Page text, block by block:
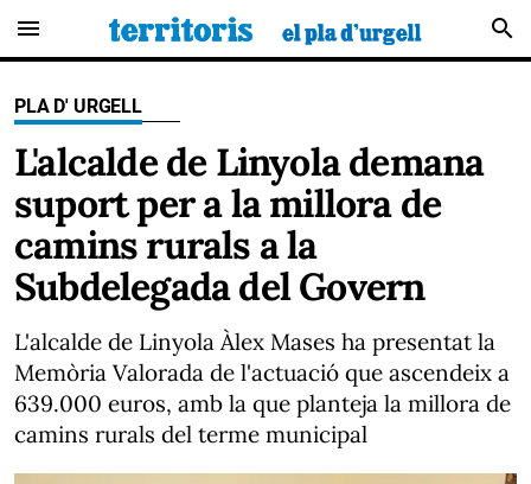
menu search
PLA D' URGELL
L'alcalde de Linyola demana
suport per a la millora de
camins rurals a la
Subdelegada del Govern
L'alcalde de Linyola Àlex Mases ha presentat la
Memòria Valorada de l'actuació que ascendeix a
639.000 euros, amb la que planteja la millora de
camins rurals del terme municipal